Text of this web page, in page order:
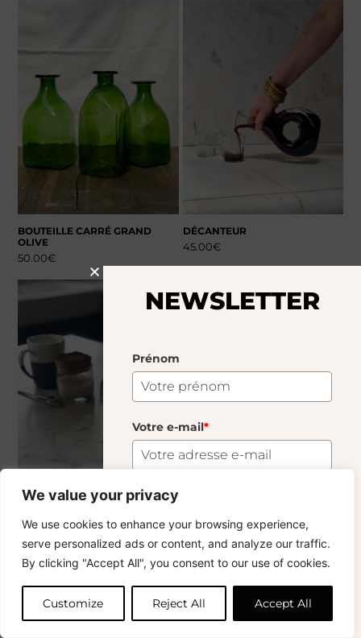
We value your privacy
We use cookies to enhance your browsing experience,
serve personalized ads or content, and analyze our traffic.
By clicking "Accept All", you consent to our use of cookies.
Customize Reject All Accept All
BOUTEILLE CARRÉ GRAND
OLIVE
50.00€
DÉCANTEUR
45.00€
39.00€ 30.00€
NEWSLETTER
Prénom
Votre e-mail*
Vous voulez rester informé ? Inscrivez-vous